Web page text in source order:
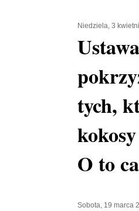
Niedziela, 3
tych,
O to
Sobota, 19 marca